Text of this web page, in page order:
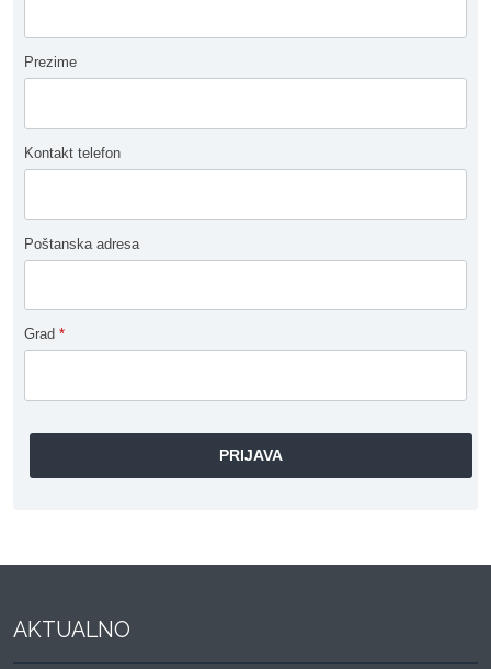
Prezime
Kontakt telefon
Poštanska adresa
Grad *
AKTUALNO